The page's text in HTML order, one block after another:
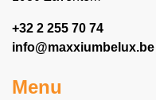
+32 2 255 70 74
info@maxxiumbelux.be
Menu